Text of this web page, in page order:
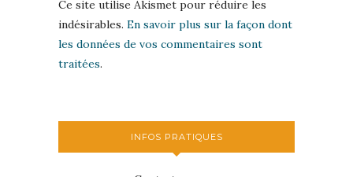
Ce site utilise Akismet pour réduire les
indésirables. En savoir plus sur la façon dont
les données de vos commentaires sont
traitées.
INFOS PRATIQUES